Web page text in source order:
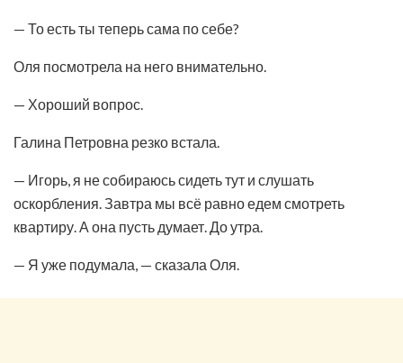
— То есть ты теперь сама по себе?
Оля посмотрела на него внимательно.
— Хороший вопрос.
Галина Петровна резко встала.
— Игорь, я не собираюсь сидеть тут и слушать
оскорбления. Завтра мы всё равно едем смотреть
квартиру. А она пусть думает. До утра.
— Я уже подумала, — сказала Оля.